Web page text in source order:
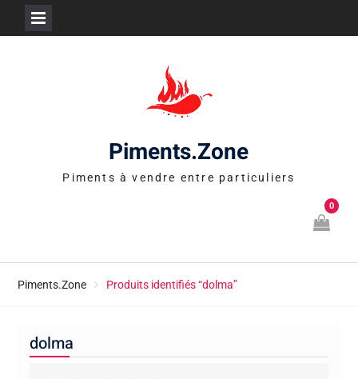
Piments.Zone
Piments à vendre entre particuliers
0
Piments.Zone Produits identifiés “dolma”
dolma